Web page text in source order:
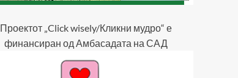
Проектот „Click wisely/Кликни мудро“ е
финансиран од Амбасадата на САД